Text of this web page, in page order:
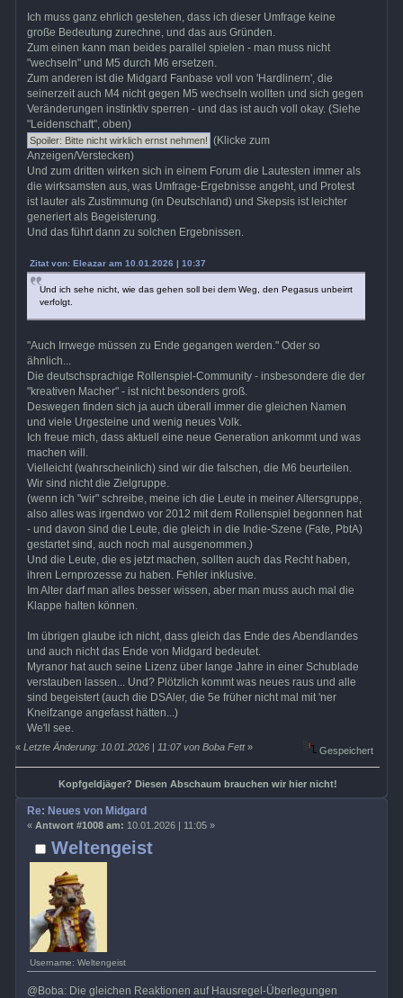
Ich muss ganz ehrlich gestehen, dass ich dieser Umfrage keine
große Bedeutung zurechne, und das aus Gründen.
Zum einen kann man beides parallel spielen - man muss nicht
"wechseln" und M5 durch M6 ersetzen.
Zum anderen ist die Midgard Fanbase voll von 'Hardlinern', die
seinerzeit auch M4 nicht gegen M5 wechseln wollten und sich gegen
Veränderungen instinktiv sperren - und das ist auch voll okay. (Siehe
"Leidenschaft", oben)
(Klicke zum
Anzeigen/Verstecken)
Und zum dritten wirken sich in einem Forum die Lautesten immer als
die wirksamsten aus, was Umfrage-Ergebnisse angeht, und Protest
ist lauter als Zustimmung (in Deutschland) und Skepsis ist leichter
generiert als Begeisterung.
Und das führt dann zu solchen Ergebnissen.
Zitat von: Eleazar am 10.01.2026 | 10:37
Und ich sehe nicht, wie das gehen soll bei dem Weg, den Pegasus unbeirrt
verfolgt.
"Auch Irrwege müssen zu Ende gegangen werden." Oder so
ähnlich...
Die deutschsprachige Rollenspiel-Community - insbesondere die der
"kreativen Macher" - ist nicht besonders groß.
Deswegen finden sich ja auch überall immer die gleichen Namen
und viele Urgesteine und wenig neues Volk.
Ich freue mich, dass aktuell eine neue Generation ankommt und was
machen will.
Vielleicht (wahrscheinlich) sind wir die falschen, die M6 beurteilen.
Wir sind nicht die Zielgruppe.
(wenn ich "wir" schreibe, meine ich die Leute in meiner Altersgruppe,
also alles was irgendwo vor 2012 mit dem Rollenspiel begonnen hat
- und davon sind die Leute, die gleich in die Indie-Szene (Fate, PbtA)
gestartet sind, auch noch mal ausgenommen.)
Und die Leute, die es jetzt machen, sollten auch das Recht haben,
ihren Lernprozesse zu haben. Fehler inklusive.
Im Alter darf man alles besser wissen, aber man muss auch mal die
Klappe halten können.
Im übrigen glaube ich nicht, dass gleich das Ende des Abendlandes
und auch nicht das Ende von Midgard bedeutet.
Myranor hat auch seine Lizenz über lange Jahre in einer Schublade
verstauben lassen... Und? Plötzlich kommt was neues raus und alle
sind begeistert (auch die DSAler, die 5e früher nicht mal mit 'ner
Kneifzange angefasst hätten...)
We'll see.
«Letzte Änderung: 10.01.2026 | 11:07 von Boba Fett» Gespeichert
Kopfgeldjäger? Diesen Abschaum brauchen wir hier nicht!
Weltengeist
Username: Weltengeist
Re: Neues von Midgard
« Antwort #1008 am: 10.01.2026 | 11:05 »
@Boba: Die gleichen Reaktionen auf Hausregel-Überlegungen